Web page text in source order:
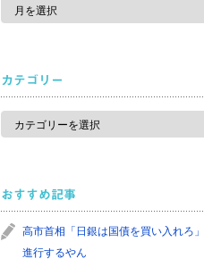
カ
カテゴリー
カ
ゴ
おすすめ記事
高市首相「日銀は国債を買い入れろ
進行するやん